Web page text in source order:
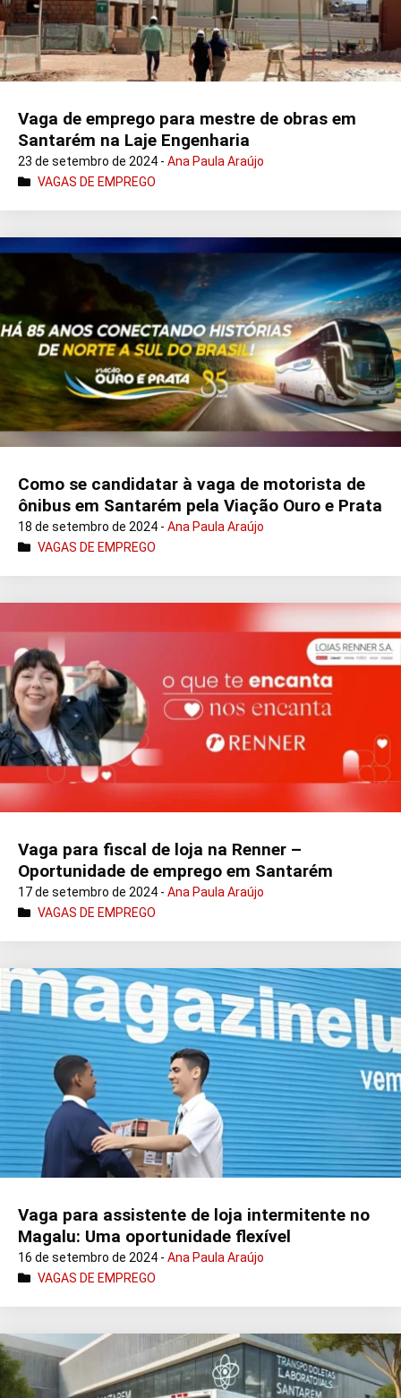
Vaga de emprego para mestre de obras em
Santarém na Laje Engenharia
23 de setembro de 2024 - Ana Paula Araújo
VAGAS DE EMPREGO
Como se candidatar à vaga de motorista de
ônibus em Santarém pela Viação Ouro e Prata
18 de setembro de 2024 - Ana Paula Araújo
VAGAS DE EMPREGO
Vaga para fiscal de loja na Renner –
Oportunidade de emprego em Santarém
17 de setembro de 2024 - Ana Paula Araújo
VAGAS DE EMPREGO
Vaga para assistente de loja intermitente no
Magalu: Uma oportunidade flexível
16 de setembro de 2024 - Ana Paula Araújo
VAGAS DE EMPREGO